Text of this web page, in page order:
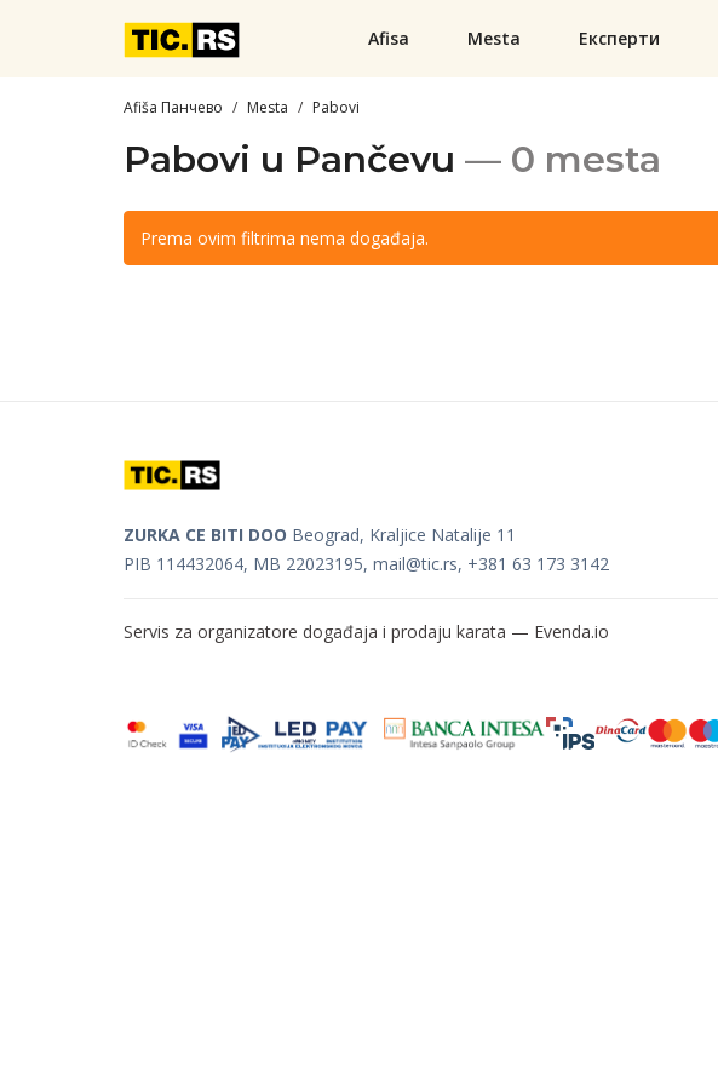
Afisa Mesta Експерти
Afiša Панчево Mesta Pabovi
Pabovi u Pančevu — 0 mesta
Prema ovim filtrima nema događaja.
ZURKA CE BITI DOO Beograd, Kraljice Natalije 11
PIB 114432064, MB 22023195, mail@tic.rs, +381 63 173 3142
Servis za organizatore događaja i prodaju karata — Evenda.io